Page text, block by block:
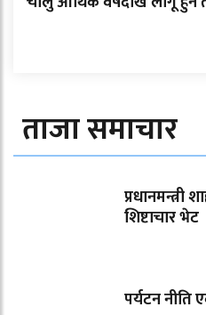
ताजा समाचार
प्रधानमन्त्री
शिष्टाचार भेट
पर्यटन नीति